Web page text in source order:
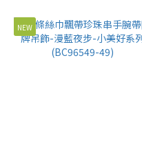
NEW